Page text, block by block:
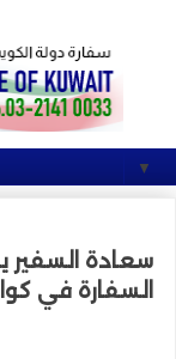
▼
سعادة السفير
السفارة في